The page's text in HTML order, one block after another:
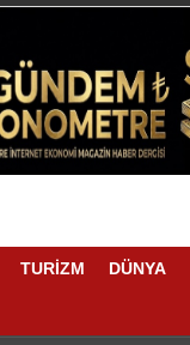
TURİZM DÜNYA